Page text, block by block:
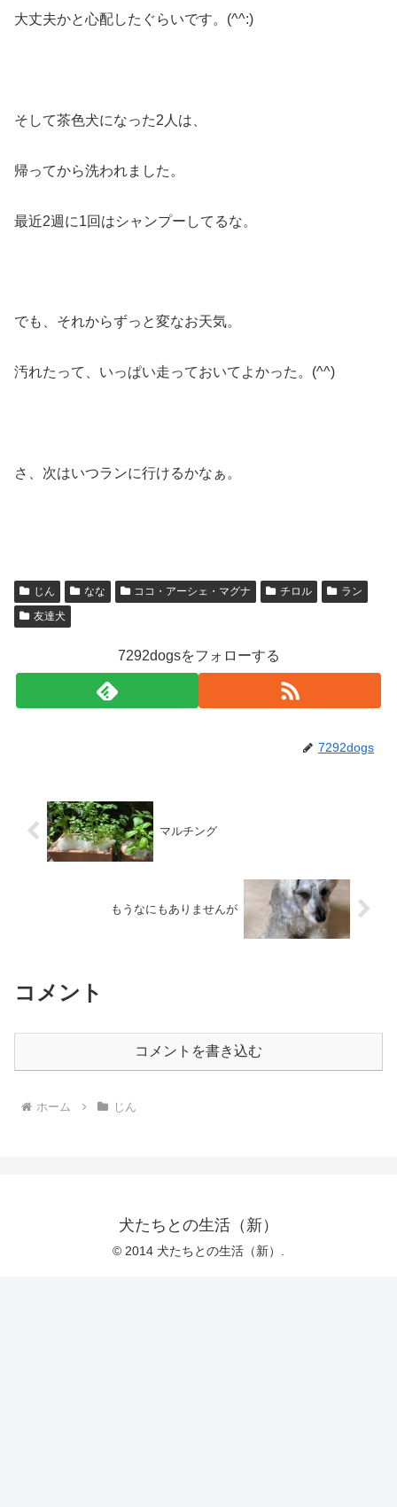
大丈夫かと心配したぐらいです。(^^:)
そして茶色犬になった2人は、
帰ってから洗われました。
最近2週に1回はシャンプーしてるな。
でも、それからずっと変なお天気。
汚れたって、いっぱい走っておいてよかった。(^^)
さ、次はいつランに行けるかなぁ。
じん なな ココ・アーシェ・マグナ チロル
ラン
友達犬
7292dogsをフォローする
7292dogs
マルチング
もうなにもありませんが
コメント
コメントを書き込む
ホーム じん
犬たちとの生活（新）
© 2014 犬たちとの生活（新）.